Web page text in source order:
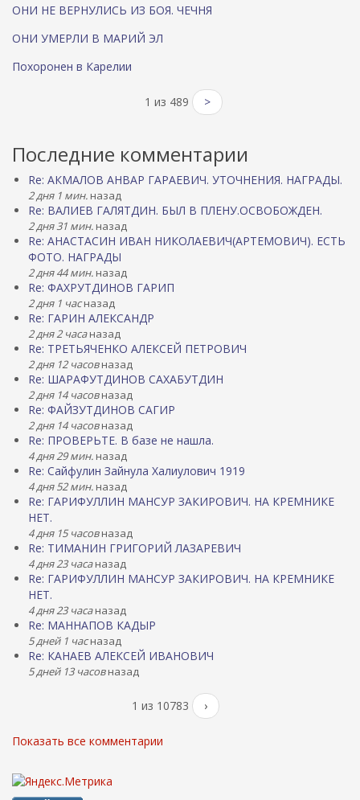
ОНИ НЕ ВЕРНУЛИСЬ ИЗ БОЯ. ЧЕЧНЯ
ОНИ УМЕРЛИ В МАРИЙ ЭЛ
Похоронен в Карелии
1 из 489 >
Последние комментарии
Re: АКМАЛОВ АНВАР ГАРАЕВИЧ. УТОЧНЕНИЯ. НАГРАДЫ.
2 дня 1 мин. назад
Re: ВАЛИЕВ ГАЛЯТДИН. БЫЛ В ПЛЕНУ.ОСВОБОЖДЕН.
2 дня 31 мин. назад
Re: АНАСТАСИН ИВАН НИКОЛАЕВИЧ(АРТЕМОВИЧ). ЕСТЬ
ФОТО. НАГРАДЫ
2 дня 44 мин. назад
Re: ФАХРУТДИНОВ ГАРИП
2 дня 1 часназад
Re: ГАРИН АЛЕКСАНДР
2 дня 2 часаназад
Re: ТРЕТЬЯЧЕНКО АЛЕКСЕЙ ПЕТРОВИЧ
2 дня 12 часовназад
Re: ШАРАФУТДИНОВ САХАБУТДИН
2 дня 14 часовназад
Re: ФАЙЗУТДИНОВ САГИР
2 дня 14 часовназад
Re: ПРОВЕРЬТЕ. В базе не нашла.
4 дня 29 мин. назад
Re: Сайфулин Зайнула Халиулович 1919
4 дня 52 мин. назад
Re: ГАРИФУЛЛИН МАНСУР ЗАКИРОВИЧ. НА КРЕМНИКЕ
НЕТ.
4 дня 15 часовназад
Re: ТИМАНИН ГРИГОРИЙ ЛАЗАРЕВИЧ
4 дня 23 часаназад
Re: ГАРИФУЛЛИН МАНСУР ЗАКИРОВИЧ. НА КРЕМНИКЕ
НЕТ.
4 дня 23 часаназад
Re: МАННАПОВ КАДЫР
5 дней 1 часназад
Re: КАНАЕВ АЛЕКСЕЙ ИВАНОВИЧ
5 дней 13 часовназад
1 из 10783 ›
Показать все комментарии